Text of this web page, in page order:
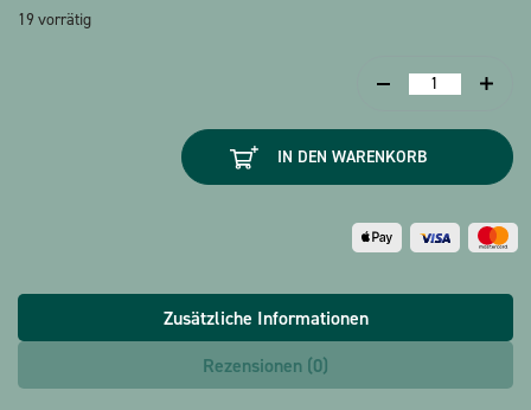
19 vorrätig
Magnet
7cm
Menge
IN DEN WARENKORB
Zusätzliche Informationen
Rezensionen (0)